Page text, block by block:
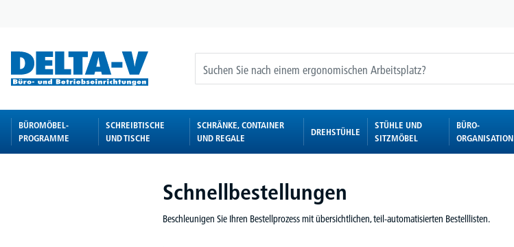
BÜROMÖBEL-
PROGRAMME
SCHREIBTISCHE
UND TISCHE
SCHRÄNKE, CONTAINER
UND REGALE
DREHSTÜHLE
STÜHLE UND
SITZMÖBEL
BÜRO-
ORGANISATION
Schnellbestellungen
Beschleunigen Sie Ihren Bestellprozess mit übersichtlichen, teil-automatisierten Bestelllisten.